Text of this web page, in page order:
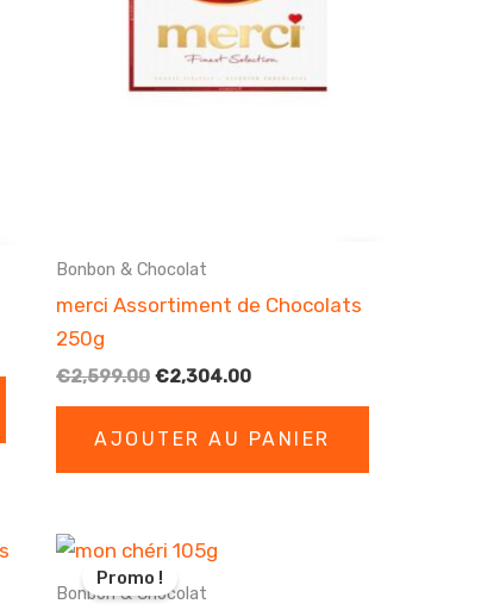
Bonbon & Chocolat
merci Assortiment de Chocolats
250g
€2,599.00 Le
était :
€2,304.00Le
est :
AJOUTER AU PANIER
Promo !
Bonbon & Chocolat